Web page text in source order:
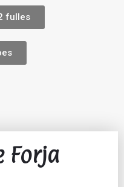
fulles
Forja